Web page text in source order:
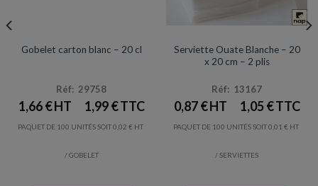
Prix en baisse
Gobelet carton blanc – 20 cl
Réf: 29758
1,66€ 1,99€
PAQUET DE 100 UNITÉS SOIT0,02 €
/ GOBELET
Serviette Ouate Blanche – 20
x 20 cm – 2 plis
Réf: 13167
0,87€ 1,05€
PAQUET DE 100 UNITÉS SOIT0,01 €
/ SERVIETTES